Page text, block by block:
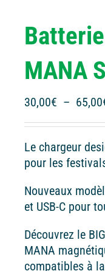
MANA
30,00€ – 65,00
Le chargeur
pour les
Nouveaux
et USB-C pour
Découvrez le
MANA
compatibles à